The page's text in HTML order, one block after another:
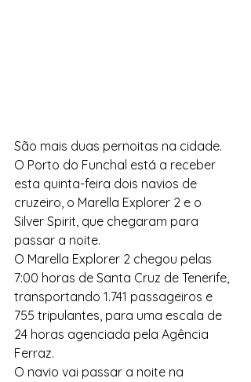
São mais duas pernoitas na cidade.
O Porto do Funchal está a receber
esta quinta-feira dois navios de
cruzeiro, o Marella Explorer 2 e o
Silver Spirit, que chegaram para
passar a noite.
O Marella Explorer 2 chegou pelas
7:00 horas de Santa Cruz de Tenerife,
transportando 1.741 passageiros e
755 tripulantes, para uma escala de
24 horas agenciada pela Agência
Ferraz.
O navio vai passar a noite na